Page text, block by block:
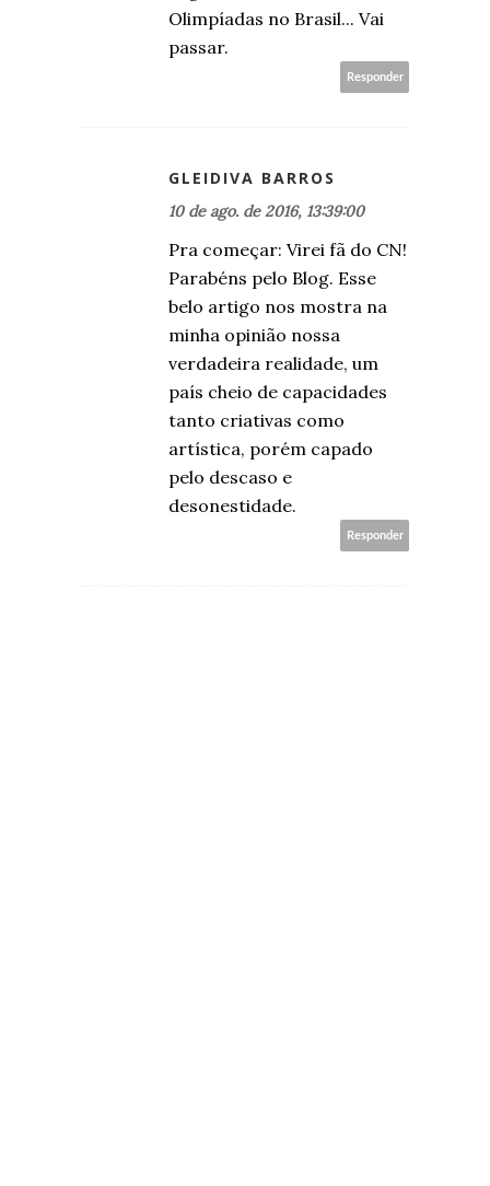
Olimpíadas no Brasil... Vai
passar.
Responder
GLEIDIVA BARROS
10 de ago. de 2016, 13:39:00
Pra começar: Virei fã do CN!
Parabéns pelo Blog. Esse
belo artigo nos mostra na
minha opinião nossa
verdadeira realidade, um
país cheio de capacidades
tanto criativas como
artística, porém capado
pelo descaso e
desonestidade.
Responder